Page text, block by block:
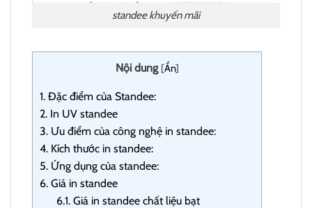
standee khuyến mãi
Nội dung [Ẩn]
1. Đặc điểm của Standee:
2. In UV standee
3. Ưu điểm của công nghệ in standee:
4. Kích thước in standee:
5. Ứng dụng của standee:
6. Giá in standee
6.1.Giá in standee chất liệu bạt